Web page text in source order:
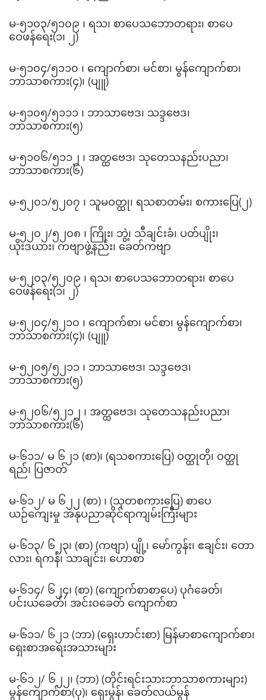
မ-၅၁၀၃/၅၁၀၉ ၊ ရသ၊ စာပေသဘောတရား၊ စာပေ
ဝေဖန်ရေး(၁၊ ၂)
မ-၅၁၀၄/၅၁၁၀ ၊ ကျောက်စာ၊ မင်စာ၊ မွန်ကျောက်စာ၊
ဘာသာစကား(၄)၊ (ပျူ)
မ-၅၁၀၅/၅၁၁၁ ၊ ဘာသာဗေဒ၊ သဒ္ဒဗေဒ၊
ဘာသာစကား(၅)
မ-၅၁၀၆/၅၁၁၂ ၊ အတ္ထဗေဒ၊ သုတေသနည်းပညာ၊
ဘာသာစကား(၆)
မ-၅၂၀၁/၅၂၀၇ ၊ သူမဝတ္ထု၊ ရသစာတမ်း၊ စကားပြေ(၂)
မ-၅၂၀၂/၅၂၀၈ ၊ ကြိုး၊ ဘွဲ့၊ သီချင်းခံ၊ ပတ်ပျိုး၊
ယိုးဒယား၊ ကဗျာဖွဲ့နည်း၊ ခေတ်ကဗျာ
မ-၅၂၀၃/၅၂၀၉ ၊ ရသ၊ စာပေသဘောတရား၊ စာပေ
ဝေဖန်ရေး(၁၊ ၂)
မ-၅၂၀၄/၅၂၁၀ ၊ ကျောက်စာ၊ မင်စာ၊ မွန်ကျောက်စာ၊
ဘာသာစကား(၄)၊ (ပျူ)
မ-၅၂၀၅/၅၂၁၁ ၊ ဘာသာဗေဒ၊ သဒ္ဒဗေဒ၊
ဘာသာစကား(၅)
မ-၅၂၀၆/၅၂၁၂ ၊ အတ္ထဗေဒ၊ သုတေသနည်းပညာ၊
ဘာသာစကား(၆)
မ-၆၁၁/ မ ၆၂၁ (စာ)၊ (ရသစကားပြေ) ဝတ္ထုတို၊ ဝတ္ထု
ရည်၊ ပြဇာတ်
မ-၆၁၂/ မ ၆၂၂ (စာ) ၊ (သုတစကားပြေ) စာပေ
ယဉ်ကျေးမှု အနုပညာဆိုင်ရာကျမ်းကြီးများ
မ-၆၁၃/ ၆၂၃၊ (စာ) (ကဗျာ) ပျို့၊ မော်ကွန်း၊ ဧချင်း၊ တော
လား၊ ရကန်၊ သာချင်း၊ ဟောစာ
မ-၆၁၄/ ၆၂၄၊ (စာ) (ကျောက်စာစာပေ) ပုဂံခေတ်၊
ပင်းယခေတ်၊ အင်းဝခေတ် ကျောက်စာ
မ-၆၁၁/ ၆၂၁ (ဘာ) (ရှေးဟာင်းစာ) မြန်မာစာကျောက်စာ၊
ရှေးစာအရေးအသားများ
မ-၆၁၂/ ၆၂၂၊ (ဘာ) (တိုင်းရင်းသားဘာသာစကားများ)
မွန်ကျောက်စာ(ပု)၊ ရှေးမွန်၊ ခေတ်လယ်မွန်